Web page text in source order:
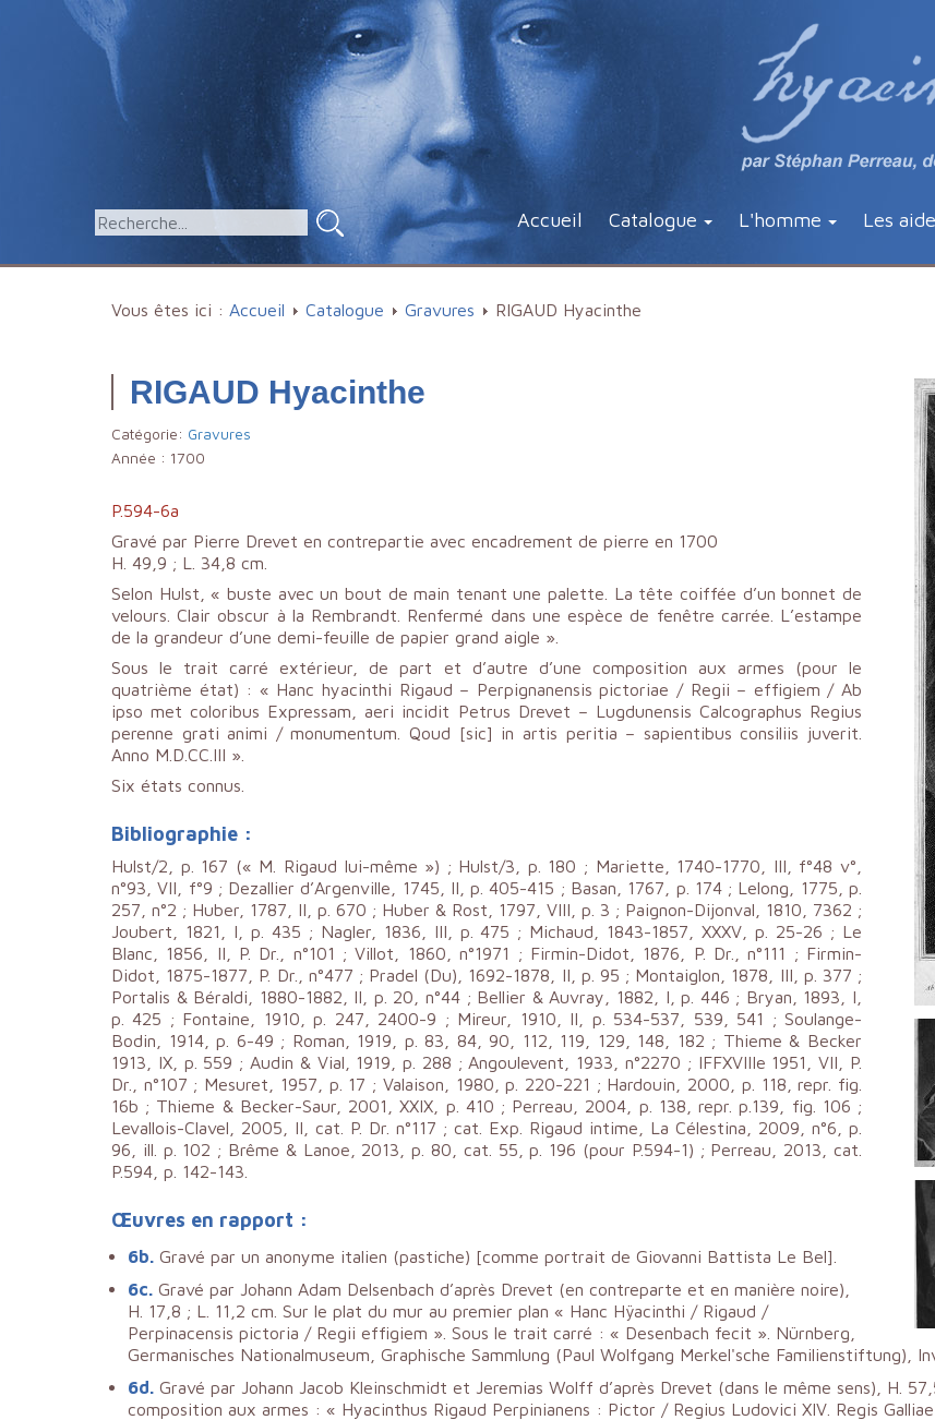
Accueil Catalogue L'homme Les
Vous êtes ici : Accueil Catalogue Gravures RIGAUD Hyacinthe
RIGAUD Hyacinthe
Catégorie: Gravures
Année : 1700
P.594-6a
Gravé par Pierre Drevet en contrepartie avec encadrement de pierre en 1700
H. 49,9 ; L. 34,8 cm.
Selon Hulst, « buste avec un bout de main tenant une palette. La tête coiffée d’un bonnet de
velours. Clair obscur à la Rembrandt. Renfermé dans une espèce de fenêtre carrée. L’estampe
de la grandeur d’une demi-feuille de papier grand aigle ».
Sous le trait carré extérieur, de part et d’autre d’une composition aux armes (pour le
quatrième état) : « Hanc hyacinthi Rigaud – Perpignanensis pictoriae / Regii – effigiem / Ab
ipso met coloribus Expressam, aeri incidit Petrus Drevet – Lugdunensis Calcographus Regius
perenne grati animi / monumentum.Qoud [sic] in artis peritia – sapientibus consiliis juverit.
Anno M.D.CC.III ».
Six états connus.
Bibliographie :
Hulst/2, p. 167 (« M. Rigaud lui-même ») ; Hulst/3, p. 180 ; Mariette, 1740-1770, III, f°48 v°,
n°93, VII, f°9 ; Dezallier d’Argenville, 1745, II, p. 405-415 ; Basan, 1767, p. 174 ; Lelong, 1775, p.
257, n°2 ; Huber, 1787, II, p. 670 ; Huber & Rost, 1797, VIII, p. 3 ; Paignon-Dijonval, 1810, 7362 ;
Joubert, 1821, I, p. 435 ; Nagler, 1836, III, p. 475 ; Michaud, 1843-1857, XXXV, p. 25-26 ; Le
Blanc, 1856, II, P. Dr., n°101 ; Villot, 1860, n°1971 ; Firmin-Didot, 1876, P. Dr., n°111 ; Firmin-
Didot, 1875-1877, P. Dr., n°477 ; Pradel (Du), 1692-1878, II, p. 95 ; Montaiglon, 1878, III, p. 377 ;
Portalis & Béraldi, 1880-1882, II, p. 20, n°44 ; Bellier & Auvray, 1882, I, p. 446 ; Bryan, 1893, I,
p. 425 ; Fontaine, 1910, p. 247, 2400-9 ; Mireur, 1910, II, p. 534-537, 539, 541 ; Soulange-
Bodin, 1914, p. 6-49 ; Roman, 1919, p. 83, 84, 90, 112, 119, 129, 148, 182 ; Thieme & Becker
1913, IX, p. 559 ; Audin & Vial, 1919, p. 288 ; Angoulevent, 1933, n°2270 ; IFFXVIIIe 1951, VII, P.
Dr., n°107 ; Mesuret, 1957, p. 17 ; Valaison, 1980, p. 220-221 ; Hardouin, 2000, p. 118, repr. fig.
16b ; Thieme & Becker-Saur, 2001, XXIX, p. 410 ; Perreau, 2004, p. 138, repr. p.139, fig. 106 ;
Levallois-Clavel, 2005, II, cat. P. Dr. n°117 ; cat. Exp. Rigaud intime, La Célestina, 2009, n°6, p.
96, ill. p. 102 ; Brême & Lanoe, 2013, p. 80, cat. 55, p. 196 (pour P.594-1) ; Perreau, 2013, cat.
P.594, p. 142-143.
Œuvres en rapport :
6b. Gravé par un anonyme italien (pastiche) [comme portrait de Giovanni Battista Le Bel].
6c. Gravé par Johann Adam Delsenbach d’après Drevet (en contreparte et en manière noire),
H. 17,8 ; L. 11,2 cm. Sur le plat du mur au premier plan « Hanc Hÿacinthi / Rigaud /
Perpinacensis pictoria / Regii effigiem ». Sous le trait carré : « Desenbach fecit ». Nürnberg,
Germanisches Nationalmuseum, Graphische Sammlung (Paul Wolfgang Merkel'sche Familienstiftung),
6d. Gravé par Johann Jacob Kleinschmidt et Jeremias Wolff d’après Drevet (dans le même sens), H.
composition aux armes : « Hyacinthus Rigaud Perpinianens : Pictor / Regius Ludovici XIV. Regis